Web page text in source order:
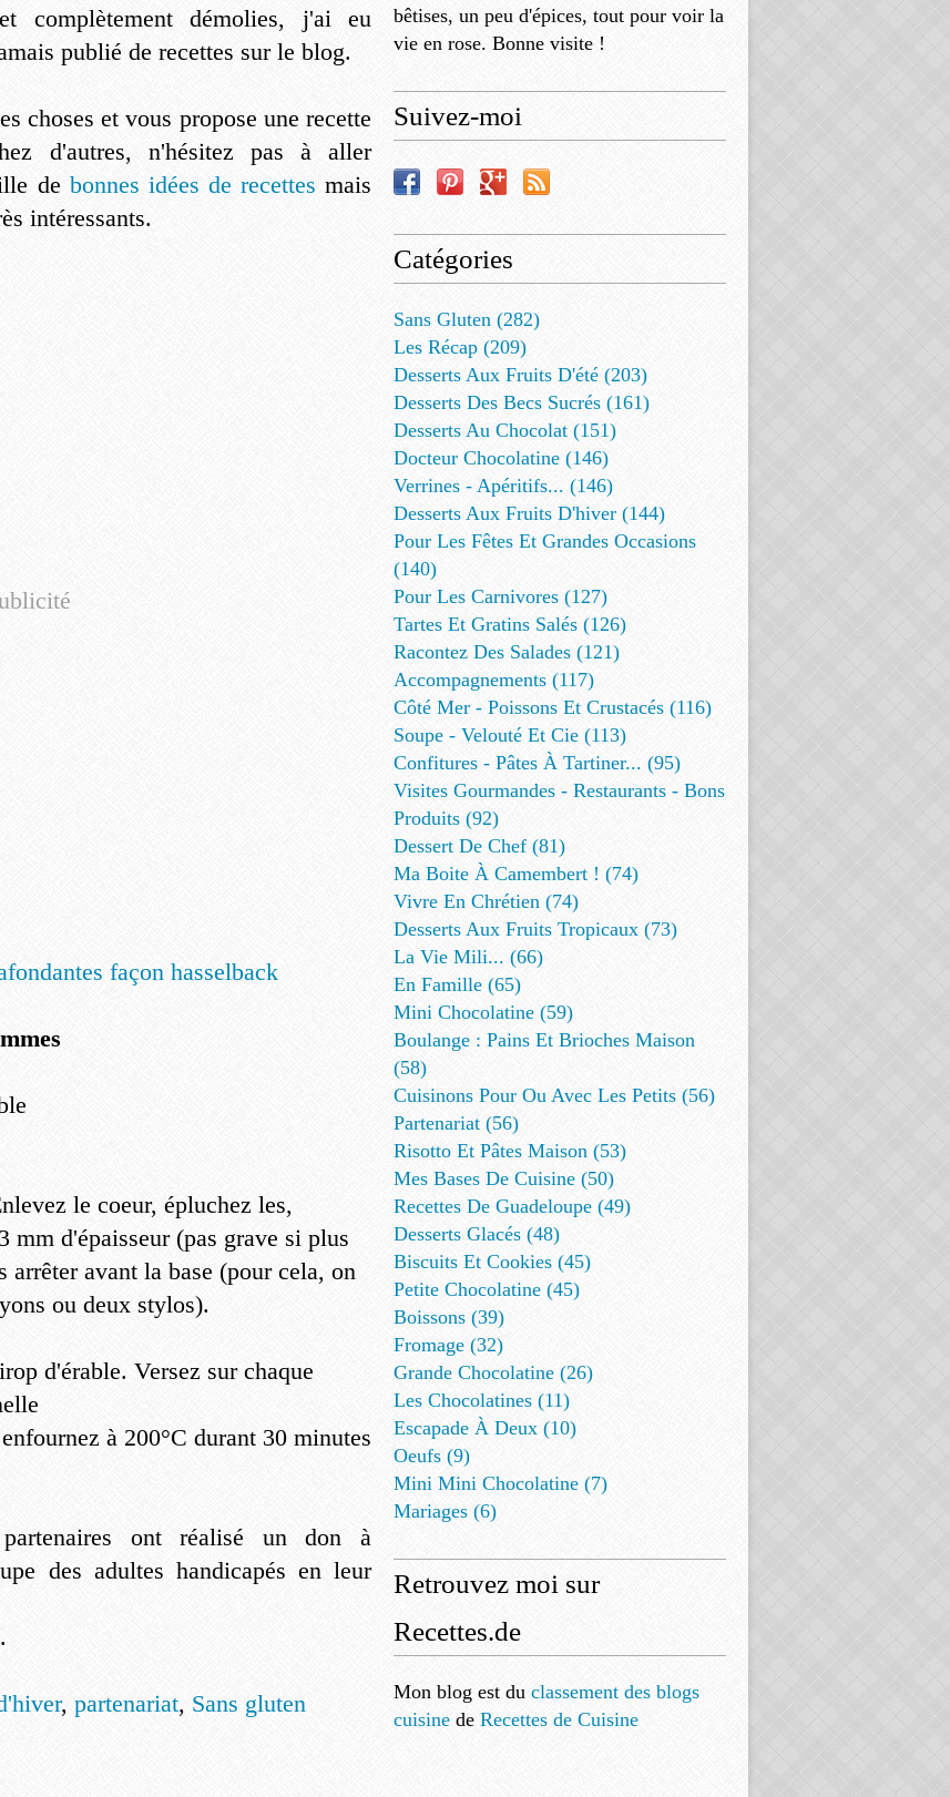
complètement démolies, j'ai eu
publié de recettes sur le blog.
choses et vous propose une recette
d'autres, n'hésitez pas à aller
de bonnes idées de recettes mais
intéressants.
le coeur, épluchez les,
mm d'épaisseur (pas grave si plus
avant la base (pour cela, on
ou deux stylos).
d'érable. Versez sur chaque
à 200°C durant 30 minutes
ont réalisé un don à
des adultes handicapés en leur
, partenariat, Sans gluten
bêtises, un peu d'épices, tout pour voir la
vie en rose. Bonne visite !
Suivez-moi
Catégories
Sans Gluten (282)
Les Récap (209)
Desserts Aux Fruits D'été (203)
Desserts Des Becs Sucrés (161)
Desserts Au Chocolat (151)
Docteur Chocolatine (146)
Verrines - Apéritifs... (146)
Desserts Aux Fruits D'hiver (144)
Pour Les Fêtes Et Grandes Occasions
(140)
Pour Les Carnivores (127)
Tartes Et Gratins Salés (126)
Racontez Des Salades (121)
Accompagnements (117)
Côté Mer - Poissons Et Crustacés (116)
Soupe - Velouté Et Cie (113)
Confitures - Pâtes À Tartiner... (95)
Visites Gourmandes - Restaurants - Bons
Produits (92)
Dessert De Chef (81)
Ma Boite À Camembert ! (74)
Vivre En Chrétien (74)
Desserts Aux Fruits Tropicaux (73)
La Vie Mili... (66)
En Famille (65)
Mini Chocolatine (59)
Boulange : Pains Et Brioches Maison
(58)
Cuisinons Pour Ou Avec Les Petits (56)
Partenariat (56)
Risotto Et Pâtes Maison (53)
Mes Bases De Cuisine (50)
Recettes De Guadeloupe (49)
Desserts Glacés (48)
Biscuits Et Cookies (45)
Petite Chocolatine (45)
Boissons (39)
Fromage (32)
Grande Chocolatine (26)
Les Chocolatines (11)
Escapade À Deux (10)
Oeufs (9)
Mini Mini Chocolatine (7)
Mariages (6)
Retrouvez moi sur
Recettes.de
Mon blog est du classement des blogs
cuisine de Recettes de Cuisine